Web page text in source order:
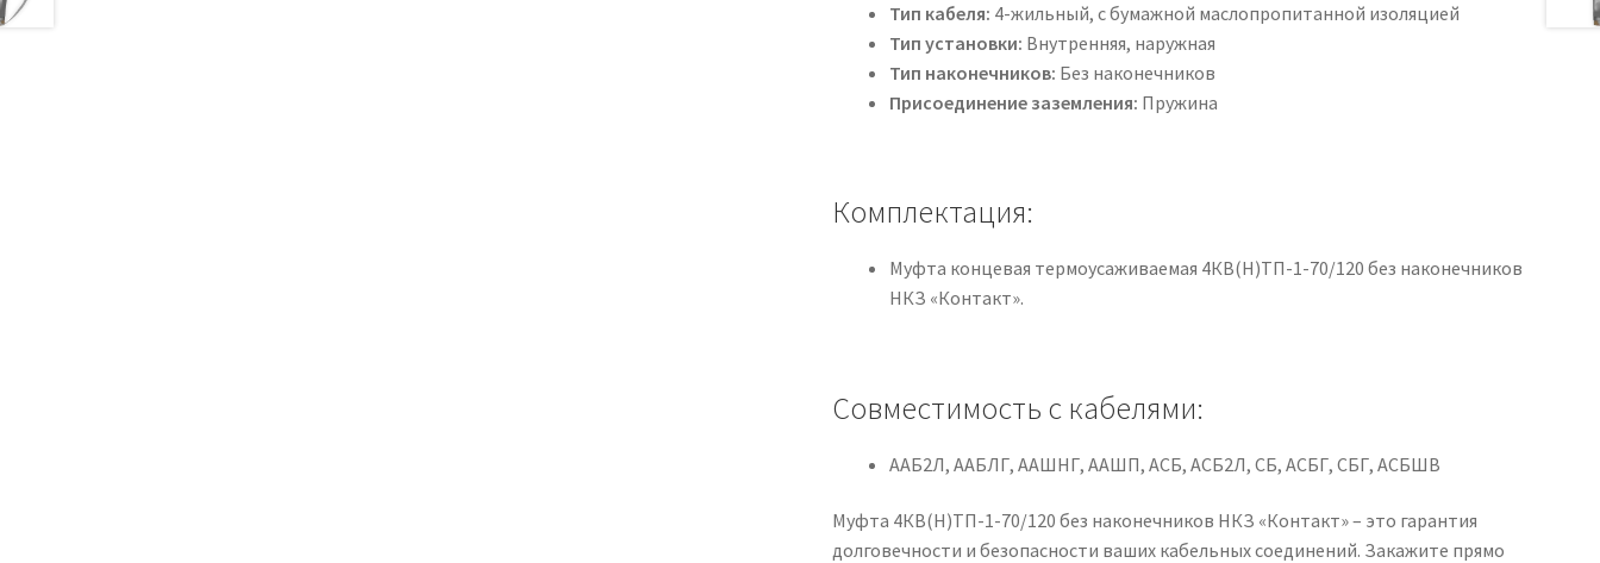
Тип кабеля: 4-жильный, с бумажной маслопропитанной изоляцией
Тип установки: Внутренняя, наружная
Тип наконечников: Без наконечников
Присоединение заземления: Пружина
Комплектация:
Муфта концевая термоусаживаемая 4КВ(Н)ТП-1-70/120 без наконечников
НКЗ «Контакт».
Совместимость с кабелями:
ААБ2Л, ААБЛГ, ААШНГ, ААШП, АСБ, АСБ2Л, СБ, АСБГ, СБГ, АСБШВ
Муфта 4КВ(Н)ТП-1-70/120 без наконечников НКЗ «Контакт» – это гарантия
долговечности и безопасности ваших кабельных соединений. Закажите прямо